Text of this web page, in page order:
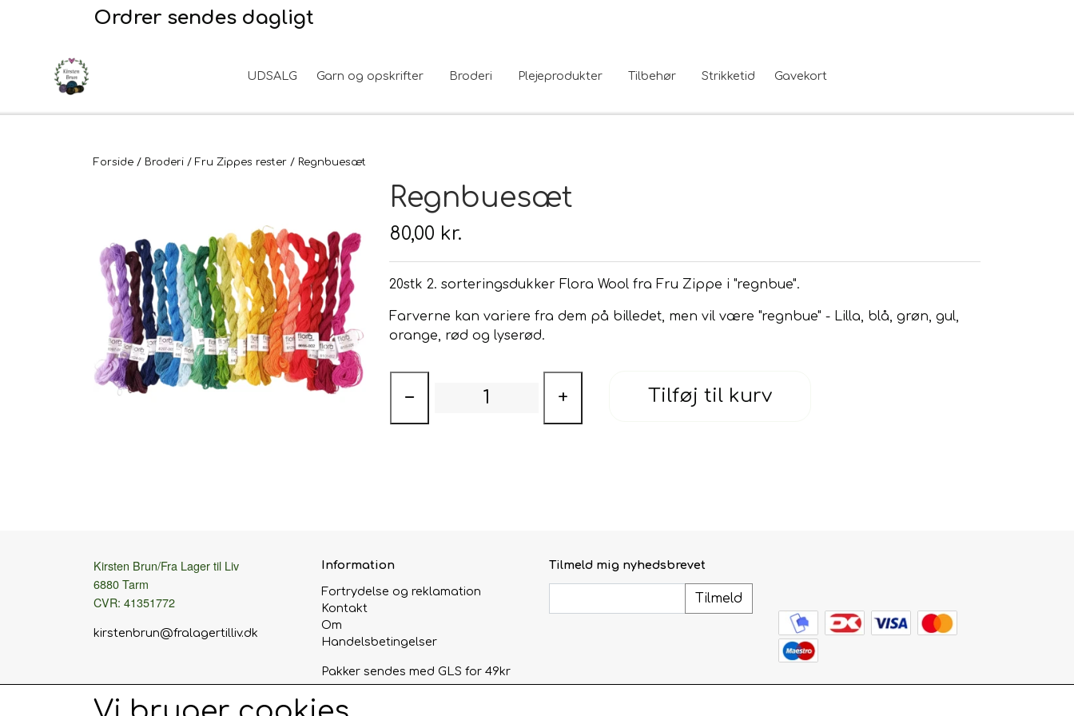
Ordrer sendes dagligt
UDSALG Garn og opskrifter Broderi
Stof til broderi
Plejeprodukter
Hudpleje
Tilbehør
Tyngdefyld af genbrugsplast
Strikketid Gavekort
Forside Broderi Fru Zippes rester Regnbuesæt
Regnbuesæt
80,00 kr.
20stk 2. sorteringsdukker Flora Wool fra Fru Zippe i "regnbue".
Farverne kan variere fra dem på billedet, men vil være "regnbue" - Lilla, blå, grøn, gul,
orange, rød og lyserød.
− + Tilføj til kurv
Kirsten Brun/Fra Lager til Liv
6880 Tarm
CVR: 41351772
kirstenbrun@fralagertilliv.dk
Information
Fortrydelse og reklamation
Kontakt
Om
Handelsbetingelser
Pakker sendes med GLS for 49kr
Tilmeld mig nyhedsbrevet
Tilmeld